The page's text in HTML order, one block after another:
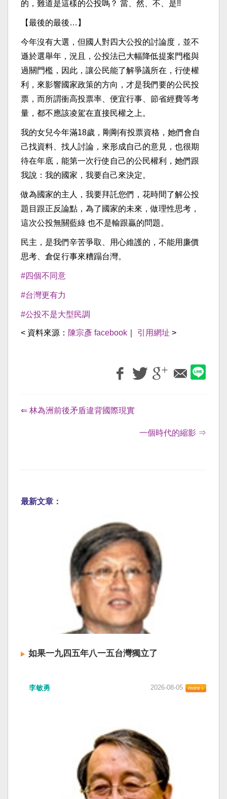
的，難道是這樣的公投嗎？ 當、然、不、是!!
【最後的最後…】
今年沒有大選，但國人對四大公投的討論度，並不
遜於選舉年，況且，公投法已大幅降低提案門檻與
過關門檻，因此，讓公民能了解爭議所在，行使權
利，來影響國家政策的方向，才是我們要的公民投
票，而所謂衝高投票率、便宜行事、節省經費等考
量，都不應該凌駕在直接民權之上。
我的女兒今年滿18歲，剛剛有投票資格，她們會自
己找資料、找人討論，來形成自己的意見，也很期
待在年底，能第一次行使自己的公民權利，她們跟
我說：我的國家，我要自己來決定。
做為國家的主人，我要拜託您們，花時間了解公投
題目跟正反論點，為了國家的未來，做理性思考，
這次公投無關藍綠 也不是輸跟贏的問題。
民主，是我們辛苦爭取、用心維護的，不能用廉價
思考、倉促行事來糟蹋台灣。
#四個不同意
#台灣更有力
#公投不是大型民調
< 資料來源： 陳宗彥 facebook 引用網址 >
⇐ 林為洲前後矛盾違背國際現實
一個時代的縮影 ⇒
最新文章：
如果一九四五年八一五台灣獨立了
李敏勇 2026-08-05